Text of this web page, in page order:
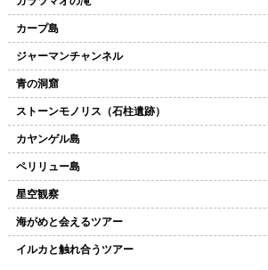
カープ島
ジャーマンチャンネル
青の洞窟
ストーンモノリス（石柱遺跡）
カヤンゲル島
ペリリュー島
星空観察
海がめと会えるツアー
イルカと触れ合うツアー